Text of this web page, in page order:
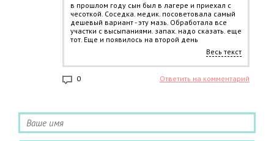
в прошлом году сын был в лагере и приехал с
чесоткой. Соседка. медик. посоветовала самый
дешевый вариант - эту мазь. Обработала все
участки с высыпаниями. запах. надо сказать. еще
тот. Еще и появилось на второй день
раздражение еще большее. Пришлось перейти
на другой препарат. дорогой. зато быстро
вылечил.
Весь текст
0 Ответить на комментарий